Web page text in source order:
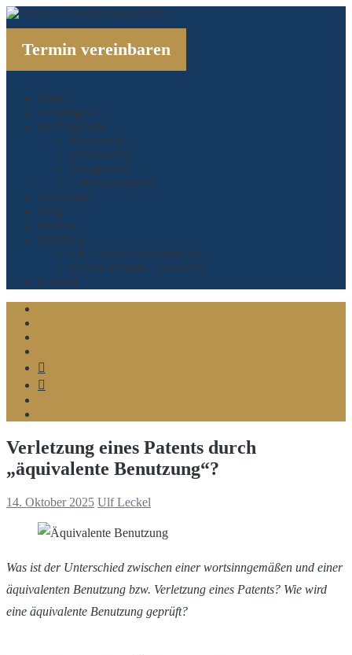
Termin vereinbaren
Home
Leistungen
Rechtsgebiete
Patentrecht
Markenrecht
Designrecht
Gebrauchsmuster
Förderung
Blog
Podcast
Personen
Ulf Leckel – Patentanwalt
Kerstin Hastall – Sekretärin
Kontakt
Verletzung eines Patents durch
„äquivalente Benutzung“?
14. Oktober 2025 Ulf Leckel
Was ist der Unterschied zwischen einer wortsinngemäßen und einer
äquivalenten Benutzung bzw. Verletzung eines Patents? Wie wird
eine äquivalente Benutzung geprüft?